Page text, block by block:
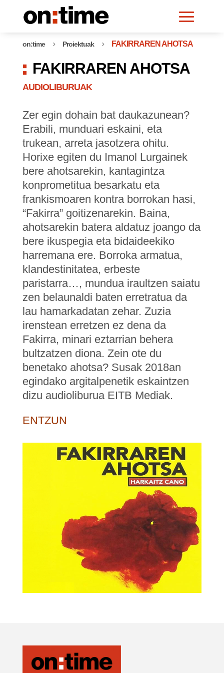
on:time 5 Proiektuak 5 FAKIRRAREN AHOTSA
FAKIRRAREN AHOTSA
AUDIOLIBURUAK
Zer egin dohain bat daukazunean?
Erabili, munduari eskaini, eta
trukean, arreta jasotzera ohitu.
Horixe egiten du Imanol Lurgainek
bere ahotsarekin, kantagintza
konprometitua besarkatu eta
frankismoaren kontra borrokan hasi,
“Fakirra” goitizenarekin. Baina,
ahotsarekin batera aldatuz joango da
bere ikuspegia eta bidaideekiko
harremana ere. Borroka armatua,
klandestinitatea, erbeste
paristarra…, mundua iraultzen saiatu
zen belaunaldi baten erretratua da
lau hamarkadatan zehar. Zuzia
irenstean erretzen ez dena da
Fakirra, minari eztarrian behera
bultzatzen diona. Zein ote du
benetako ahotsa? Susak 2018an
egindako argitalpenetik eskaintzen
dizu audioliburua EITB Mediak.
ENTZUN